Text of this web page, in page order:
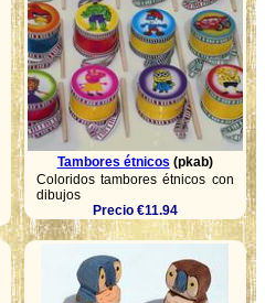
Tambores étnicos (pkab)
Coloridos tambores étnicos con
dibujos
Precio €11.94